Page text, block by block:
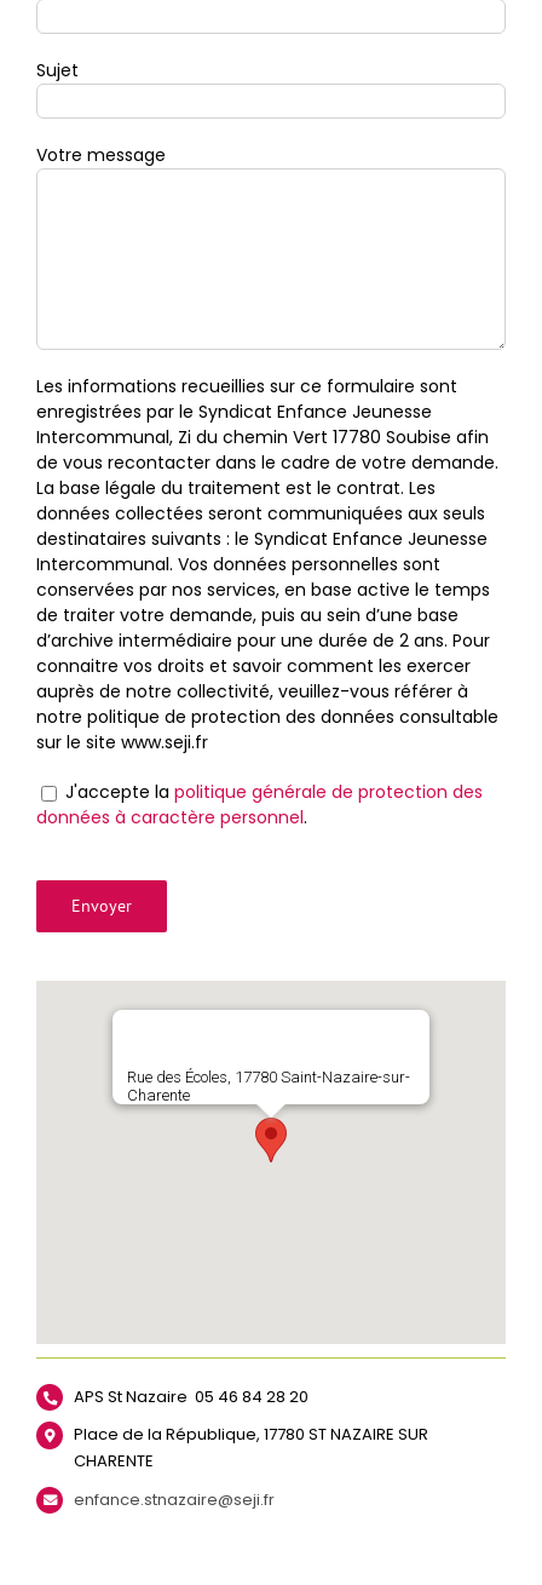
Sujet
Votre message
Les informations recueillies sur ce formulaire sont
enregistrées par le Syndicat Enfance Jeunesse
Intercommunal, Zi du chemin Vert 17780 Soubise afin
de vous recontacter dans le cadre de votre demande.
La base légale du traitement est le contrat. Les
données collectées seront communiquées aux seuls
destinataires suivants : le Syndicat Enfance Jeunesse
Intercommunal. Vos données personnelles sont
conservées par nos services, en base active le temps
de traiter votre demande, puis au sein d’une base
d’archive intermédiaire pour une durée de 2 ans. Pour
connaitre vos droits et savoir comment les exercer
auprès de notre collectivité, veuillez-vous référer à
notre politique de protection des données consultable
sur le site www.seji.fr
J'accepte la politique générale de protection des
données à caractère personnel.
Rue des Écoles, 17780 Saint-Nazaire-sur-
Charente
APS St Nazaire 05 46 84 28 20
Place de la République, 17780 ST NAZAIRE SUR
CHARENTE
enfance.stnazaire@seji.fr